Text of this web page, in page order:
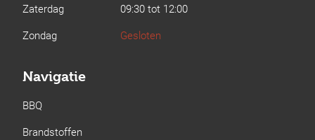
Zaterdag
09:30 tot 12:00
Zondag
Gesloten
Navigatie
BBQ
Brandstoffen